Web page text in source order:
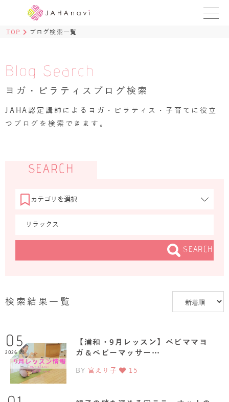
BLOG
ヨガ資格講座 ›
TOP ブログ検索一覧
Blog Search
ヨガ・ピラティスブログ検索
JAHA認定講師によるヨガ・ピラティス・子育てに役立
つブログを検索できます。
SEARCH
SEARCH
検索結果一覧
05
2026.08
【浦和・9月レッスン】ベビママヨ
ガ＆ベビーマッサー…
BY 宮えり子 15